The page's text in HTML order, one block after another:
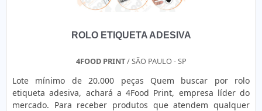
ROLO ETIQUETA ADESIVA
4FOOD PRINT/ SÃO PAULO - SP
Lote mínimo de 20.000 peças Quem buscar por rolo
etiqueta adesiva, achará a 4Food Print, empresa líder do
mercado. Para receber produtos que atendem qualquer